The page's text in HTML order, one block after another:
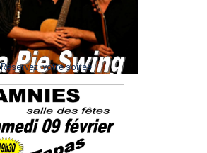
Réservez votre soirée !